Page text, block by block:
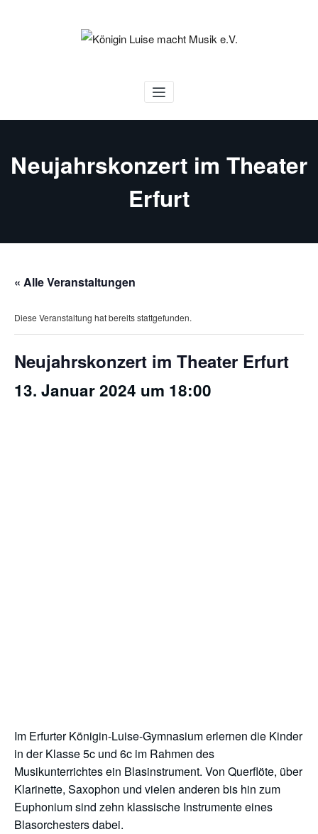
Königin Luise macht Musik e.V.
Neujahrskonzert im Theater
Erfurt
« Alle Veranstaltungen
Diese Veranstaltung hat bereits stattgefunden.
Neujahrskonzert im Theater Erfurt
13. Januar 2024 um 18:00
Im Erfurter Königin-Luise-Gymnasium erlernen die Kinder
in der Klasse 5c und 6c im Rahmen des
Musikunterrichtes ein Blasinstrument. Von Querflöte, über
Klarinette, Saxophon und vielen anderen bis hin zum
Euphonium sind zehn klassische Instrumente eines
Blasorchesters dabei.